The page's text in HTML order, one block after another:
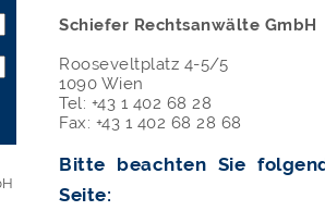
Schiefer Rechtsanwälte GmbH
Rooseveltplatz 4-5/5
1090 Wien
Tel: +43 1 402 68 28
Fax: +43 1 402 68 28 68
Bitte beachten Sie
Seite: